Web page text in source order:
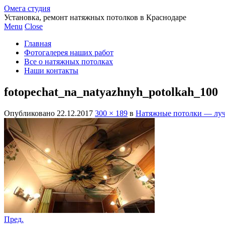
Омега студия
Установка, ремонт натяжных потолков в Краснодаре
Menu Close
Главная
Фотогалерея наших работ
Все о натяжных потолках
Наши контакты
fotopechat_na_natyazhnyh_potolkah_100
Опубликовано 22.12.2017 300 × 189 в Натяжные потолки —
Пред.